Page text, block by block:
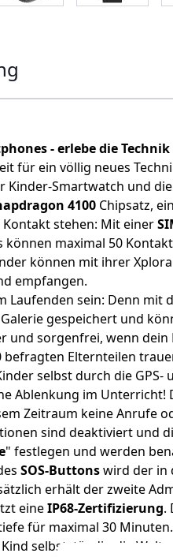
- erlebe die
für ein völlig neues
Kinder-Smartwatch und
4100 Chipsatz,
stehen: Mit einer
können maximal 50
können mit ihrer
empfangen.
Laufenden sein: Denn mit
gespeichert und
und sorgenfrei, wenn
befragten Elternteilen
selbst durch die
Ablenkung im Unterricht!
Zeitraum keine Anrufe
sind deaktiviert und
" festlegen und werden
SOS-Buttonswird der in
erhält der zweite
eineIP68-Zertifizierung.
für maximal 30
selbstständig die Welt